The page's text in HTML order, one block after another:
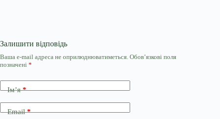
Залишити відповідь
Ваша e-mail адреса не оприлюднюватиметься. Обов’язкові поля
позначені *
Ім’я*
Email*